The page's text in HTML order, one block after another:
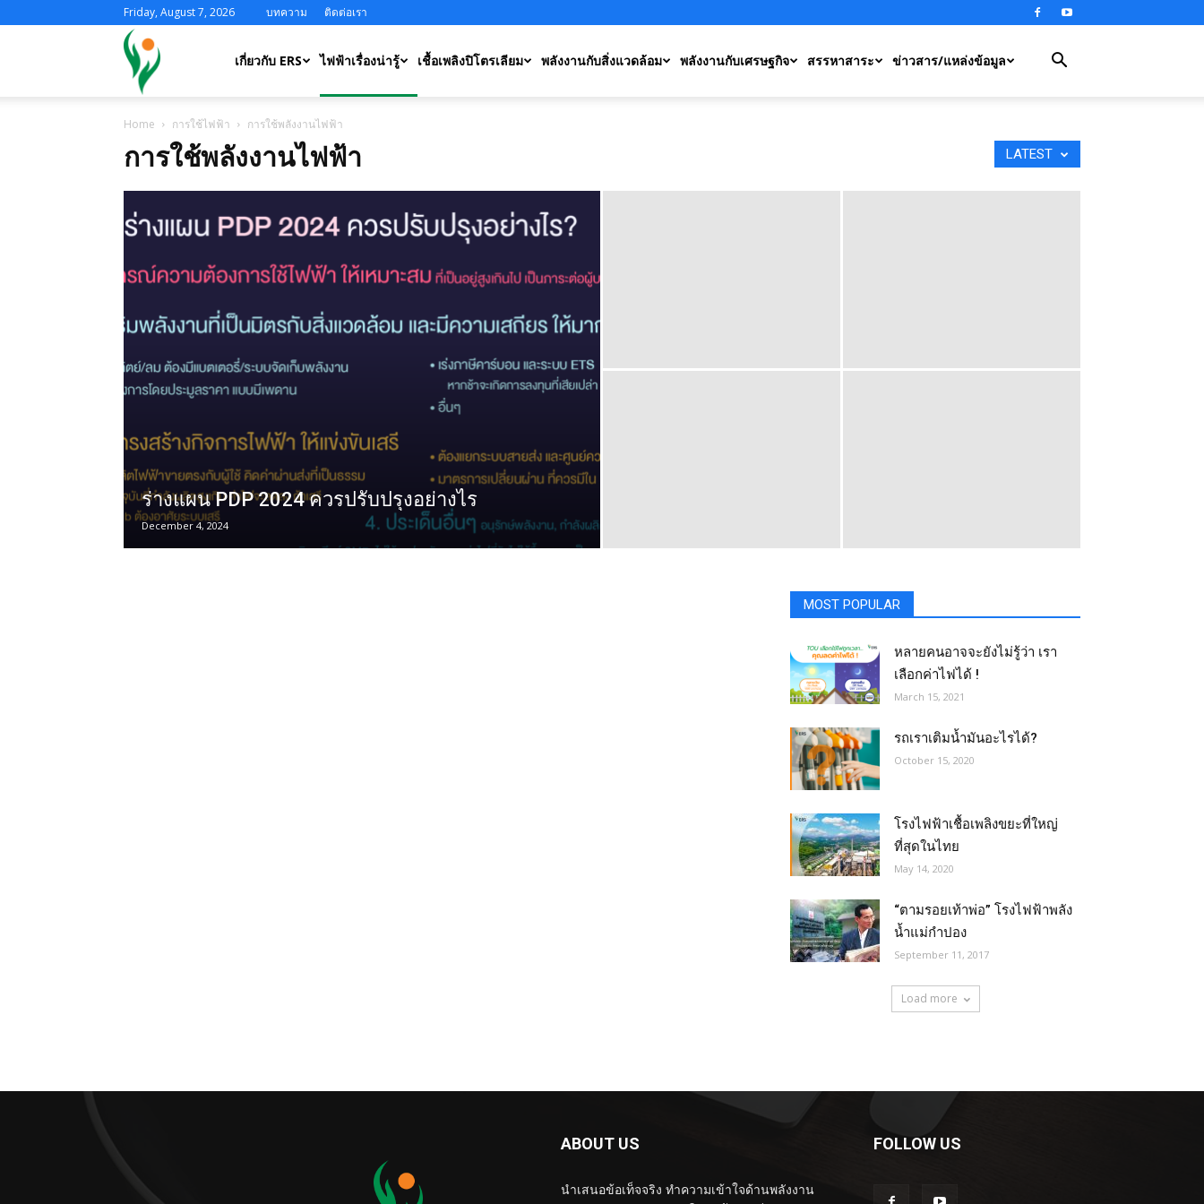
Friday, August 7, 2026 บทความ ติดต่อเรา
ERS เกี่ยวกับ ERS ไฟฟ้าเรื่องน่ารู้ เชื้อเพลิงปิโตรเลียม พลังงานกับสิ่งแวดล้อม พลังงานกับเศรษฐกิจ สรรหาสาระ ข่าวสาร/แหล่งข้อมูล
Home การใช้ไฟฟ้า การใช้พลังงานไฟฟ้า
การใช้พลังงานไฟฟ้า LATEST
ร่างแผน PDP 2024 ควรปรับปรุงอย่างไร
December 4, 2024
MOST POPULAR
หลายคนอาจจะยังไม่รู้ว่า เรา
เลือกค่าไฟได้ !
March 15, 2021
รถเราเติมน้ำมันอะไรได้?​
October 15, 2020
โรงไฟฟ้าเชื้อเพลิงขยะที่ใหญ่
ที่สุดในไทย
May 14, 2020
“ตามรอยเท้าพ่อ” โรงไฟฟ้าพลัง
น้ำแม่กำปอง
September 11, 2017
Load more
ABOUT US
นำเสนอข้อเท็จจริง ทำความเข้าใจด้านพลังงาน
FOLLOW US